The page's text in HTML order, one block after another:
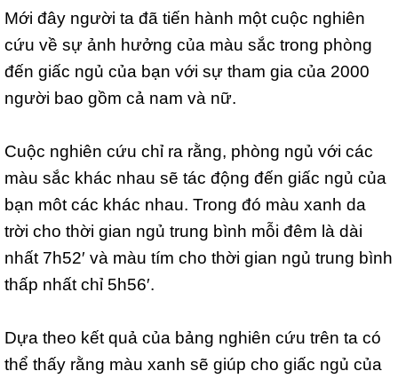
Mới đây người ta đã tiến hành một cuộc nghiên
cứu về sự ảnh hưởng của màu sắc trong phòng
đến giấc ngủ của bạn với sự tham gia của 2000
người bao gồm cả nam và nữ.
Cuộc nghiên cứu chỉ ra rằng, phòng ngủ với các
màu sắc khác nhau sẽ tác động đến giấc ngủ của
bạn môt các khác nhau. Trong đó màu xanh da
trời cho thời gian ngủ trung bình mỗi đêm là dài
nhất 7h52′ và màu tím cho thời gian ngủ trung bình
thấp nhất chỉ 5h56′.
Dựa theo kết quả của bảng nghiên cứu trên ta có
thể thấy rằng màu xanh sẽ giúp cho giấc ngủ của